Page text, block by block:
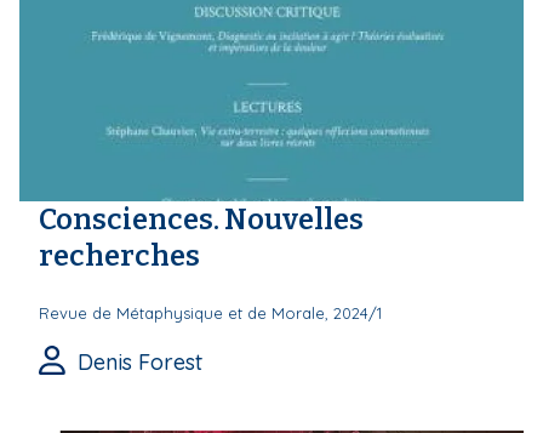
Consciences. Nouvelles
recherches
Revue de Métaphysique et de Morale, 2024/1
Denis Forest